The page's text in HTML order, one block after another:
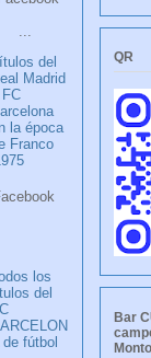
del
Madrid
la época
Franco
los
del
de fútbol
QR
Bar